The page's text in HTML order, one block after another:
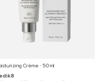
Crème ⋅ 50 ml